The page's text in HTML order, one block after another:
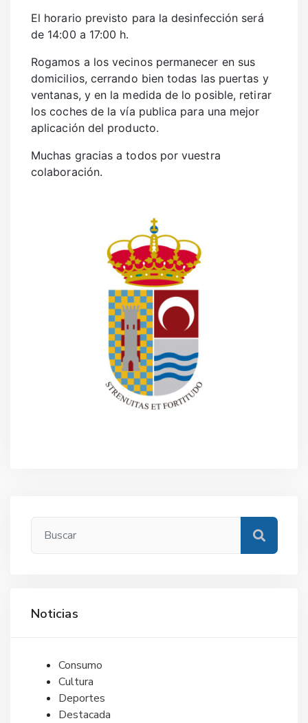
FESTEJOS
El horario previsto para la desinfección será
de 14:00 a 17:00 h.
Rogamos a los vecinos permanecer en sus
domicilios, cerrando bien todas las puertas y
ventanas, y en la medida de lo posible, retirar
los coches de la vía publica para una mejor
aplicación del producto.
Muchas gracias a todos por vuestra
colaboración.
Noticias
Consumo
Cultura
Deportes
Destacada